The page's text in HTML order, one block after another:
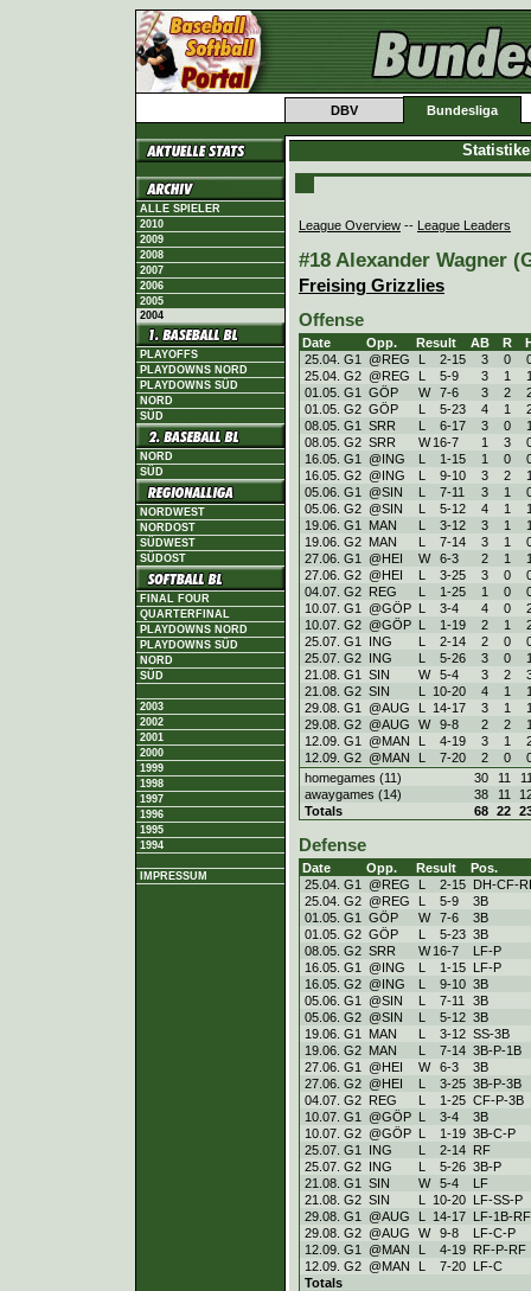
DBV Bundesliga
ALLE SPIELER
2010
2009
2008
2007
2006
2005
2004
PLAYOFFS
PLAYDOWNS NORD
PLAYDOWNS SÜD
NORD
SÜD
NORD
SÜD
NORDWEST
NORDOST
SÜDWEST
SÜDOST
FINAL FOUR
QUARTERFINAL
PLAYDOWNS NORD
PLAYDOWNS SÜD
NORD
SÜD
2003
2002
2001
2000
1999
1998
1997
1996
1995
1994
IMPRESSUM
League Overview -- League Leaders
#18 Alexander Wagner
Freising Grizzlies
Offense
Date Opp. Result AB R
25.04. G1
@REG L 2-15 3 0
25.04. G2 @REG L 5-9 3 1
01.05. G1
GÖP W 7-6 3 2
01.05. G2 GÖP L 5-23 4 1
08.05. G1
SRR L 6-17 3 0
08.05. G2 SRR W 16-7 1 3
16.05. G1
@ING L 1-15 1 0
16.05. G2 @ING L 9-10 3 2
05.06. G1
@SIN L 7-11 3 1
05.06. G2 @SIN L 5-12 4 1
19.06. G1
MAN L 3-12 3 1
19.06. G2 MAN L 7-14 3 1
27.06. G1
@HEI W 6-3 2 1
27.06. G2 @HEI L 3-25 3 0
04.07. G2 REG L 1-25 1 0
10.07. G1
@GÖP L 3-4 4 0
10.07. G2 @GÖP L 1-19 2 1
25.07. G1
ING L 2-14 2 0
25.07. G2 ING L 5-26 3 0
21.08. G1
SIN W 5-4 3 2
21.08. G2 SIN L 10-20 4 1
29.08. G1
@AUG L 14-17 3 1
29.08. G2 @AUG W 9-8 2 2
12.09. G1
@MAN L 4-19 3 1
12.09. G2 @MAN L 7-20 2 0
homegames (11)
30 11
awaygames (14)
38 11
Totals
68 22
Defense
Date Opp. Result
Pos.
25.04. G1
@REG L 2-15 DH-CF-
25.04. G2 @REG L 5-9
3B
01.05. G1
GÖP W 7-6
3B
01.05. G2 GÖP L 5-23 3B
08.05. G2 SRR W 16-7
LF-P
16.05. G1
@ING L 1-15 LF-P
16.05. G2 @ING L 9-10 3B
05.06. G1
@SIN L 7-11
3B
05.06. G2 @SIN L 5-12 3B
19.06. G1
MAN L 3-12 SS-3B
19.06. G2 MAN L 7-14 3B-P-1B
27.06. G1
@HEI W 6-3
3B
27.06. G2 @HEI L 3-25 3B-P-3B
04.07. G2 REG L 1-25 CF-P-3B
10.07. G1
@GÖP L 3-4
3B
10.07. G2 @GÖP L 1-19 3B-C-P
25.07. G1
ING L 2-14 RF
25.07. G2 ING L 5-26 3B-P
21.08. G1
SIN W 5-4
LF
21.08. G2 SIN L 10-20 LF-SS-P
29.08. G1
@AUG L 14-17 LF-1B-RF
29.08. G2 @AUG W 9-8
LF-C-P
12.09. G1
@MAN L 4-19 RF-P-RF
12.09. G2 @MAN L 7-20 LF-C
Totals